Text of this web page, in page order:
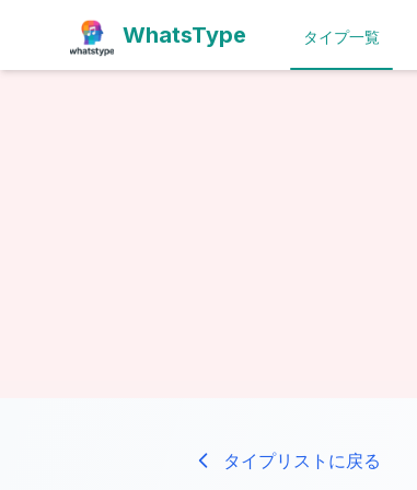
WhatsType タイプ一覧
タイプリストに戻る